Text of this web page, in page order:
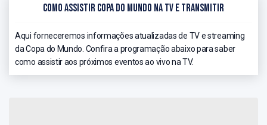
Como Assistir Copa do Mundo na TV e Transmitir
Aqui forneceremos informações atualizadas de TV e streaming
da Copa do Mundo. Confira a programação abaixo para saber
como assistir aos próximos eventos ao vivo na TV.